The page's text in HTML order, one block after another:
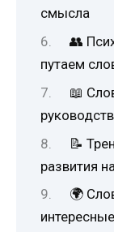
смысла
👥
путаем
📖
📝
развития
🌍